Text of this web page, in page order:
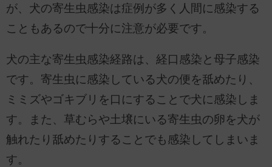
が、犬の寄生虫感染は症例が多く人間に感染する
こともあるので十分に注意が必要です。
犬の主な寄生虫感染経路は、経口感染と母子感染
です。寄生虫に感染している犬の便を舐めたり、
ミミズやゴキブリを口にすることで犬に感染しま
す。また、草むらや土壌にいる寄生虫の卵を犬が
触れたり舐めたりすることでも感染してしまいま
す。